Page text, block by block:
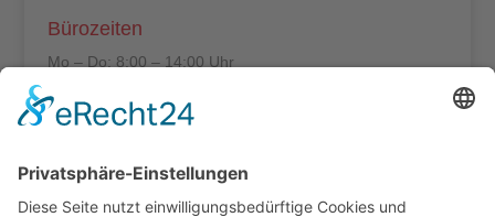
Bürozeiten
Mo – Do: 8:00 – 14:00 Uhr
Fr: 8:00 – 12:00 Uhr
Termine außerhalb unserer Geschäftszeiten nur
nach Absprache.